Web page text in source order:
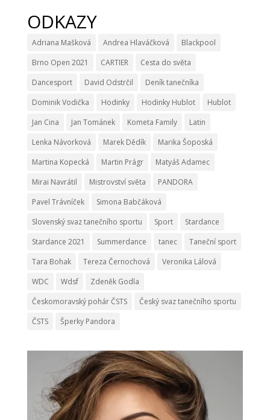
ODKAZY
Adriana Mašková Andrea Hlaváčková
Blackpool
Brno Open 2021
CARTIER
Cesta do světa
Dancesport
David Odstrčil
Deník tanečníka
Dominik Vodička
Hodinky Hodinky Hublot
Hublot
Jan Cina
Jan Tománek Kometa Family
Latin
Lenka Návorková
Marek Dědík
Marika Šoposká
Martina Kopecká
Martin Prágr
Matyáš Adamec
Mirai Navrátil
Mistrovství světa
PANDORA
Pavel Trávníček
Simona Babčáková
Slovenský svaz tanečního sportu
Sport
Stardance
Stardance 2021
Summerdance tanec
Taneční sport
Tara Bohak
Tereza Černochová
Veronika Lálová
WDC
Wdsf
Zdeněk Godla
Českomoravský pohár ČSTS
Český svaz tanečního sportu
ČSTS
Šperky Pandora